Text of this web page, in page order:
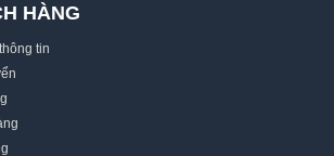
HÀNG
tin